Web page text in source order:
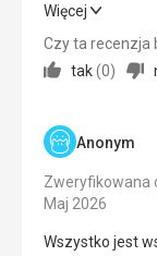
Ogromny
dorosłych.
Zakwaterowanie
Okolica
Więcej
Czy ta recenzja
tak(0)
Anonym
Zweryfikowana
Maj 2026
Wszystko jest